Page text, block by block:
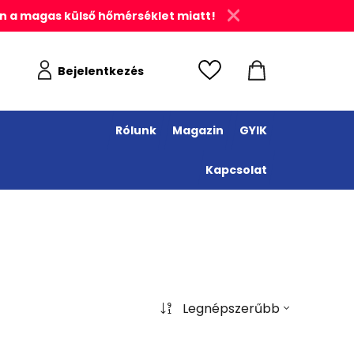
a magas külső hőmérséklet miatt!
Bejelentkezés
Rólunk Magazin GYIK
Kapcsolat
Legnépszerűbb